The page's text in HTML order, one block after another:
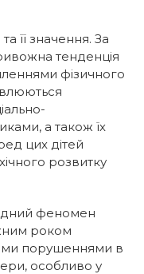
її значення. За
тенденція
фізичного
а також їх
цих дітей
розвитку
феномен
роком
порушеннями в
особливо у